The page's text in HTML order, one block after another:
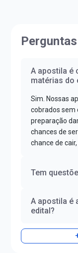
A apostila é
matérias do
Sim. Nossas
cobrados sem
preparação
chances de
chance de
Tem
A apostila é
edital?